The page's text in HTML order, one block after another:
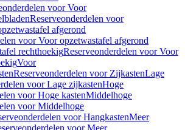
voor Voor
Reserveonderdelen voor
afgerond
voor Voor opzetwastafel afgerond
rechthoekigReserveonderdelen voor Voor
Voor
Reserveonderdelen voor ZijkastenLage
voor Lage zijkastenHoge
voor Hoge kastenMiddelhoge
voor Middelhoge
voor HangkastenMeer
voor Meer